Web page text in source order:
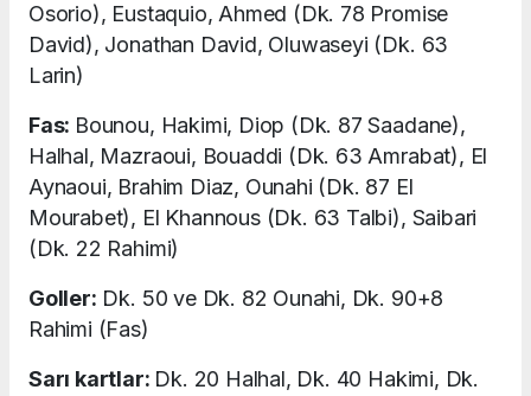
Osorio), Eustaquio, Ahmed (Dk. 78 Promise
David), Jonathan David, Oluwaseyi (Dk. 63
Larin)
Fas: Bounou, Hakimi, Diop (Dk. 87 Saadane),
Halhal, Mazraoui, Bouaddi (Dk. 63 Amrabat), El
Aynaoui, Brahim Diaz, Ounahi (Dk. 87 El
Mourabet), El Khannous (Dk. 63 Talbi), Saibari
(Dk. 22 Rahimi)
Goller: Dk. 50 ve Dk. 82 Ounahi, Dk. 90+8
Rahimi (Fas)
Sarı kartlar: Dk. 20 Halhal, Dk. 40 Hakimi, Dk.